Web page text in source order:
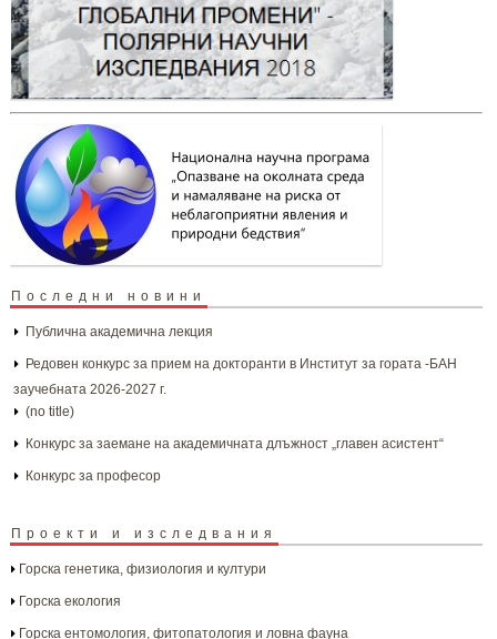
Последни новини
Публична академична лекция
Редовен конкурс за прием на докторанти в Институт за гората -БАН
заучебната 2026-2027 г.
(no title)
Конкурс за заемане на академичната длъжност „главен асистент“
Конкурс за професор
Проекти и изследвания
Горска генетика, физиология и култури
Горска екология
Горска ентомология, фитопатология и ловна фауна